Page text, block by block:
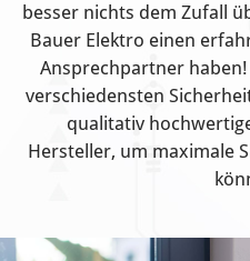
besser nichts dem Zufall
Bauer Elektro einen
Ansprechpartner
verschiedensten
qualitativ
Hersteller, um maximale